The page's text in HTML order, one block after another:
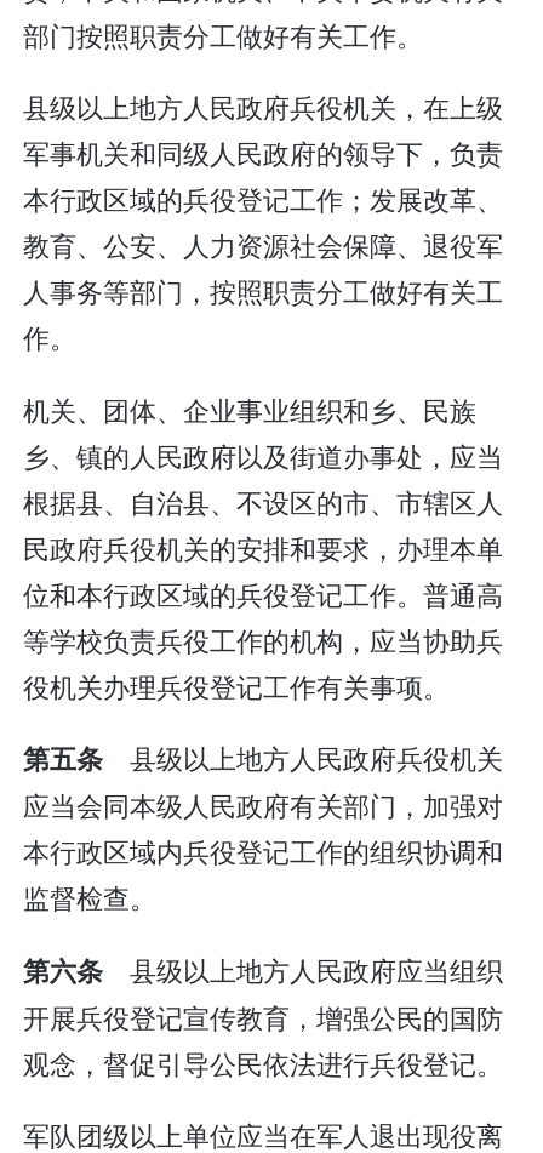
部门按照职责分工做好有关工作。
县级以上地方人民政府兵役机关，在上级
军事机关和同级人民政府的领导下，负责
本行政区域的兵役登记工作；发展改革、
教育、公安、人力资源社会保障、退役军
人事务等部门，按照职责分工做好有关工
作。
机关、团体、企业事业组织和乡、民族
乡、镇的人民政府以及街道办事处，应当
根据县、自治县、不设区的市、市辖区人
民政府兵役机关的安排和要求，办理本单
位和本行政区域的兵役登记工作。普通高
等学校负责兵役工作的机构，应当协助兵
役机关办理兵役登记工作有关事项。
第五条县级以上地方人民政府兵役机关
应当会同本级人民政府有关部门，加强对
本行政区域内兵役登记工作的组织协调和
监督检查。
第六条县级以上地方人民政府应当组织
开展兵役登记宣传教育，增强公民的国防
观念，督促引导公民依法进行兵役登记。
军队团级以上单位应当在军人退出现役离